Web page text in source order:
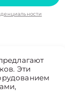
Эти